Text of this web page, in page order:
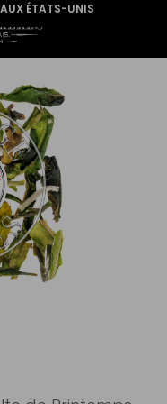
ÉTATS-UNIS